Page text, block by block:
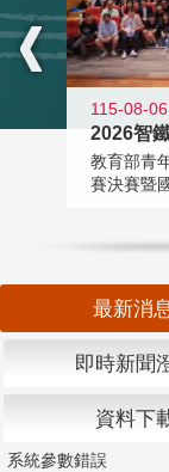
115-08-06
2026智
教育部青
賽決賽暨
最新消
即時新聞
資料下
系統參數錯誤